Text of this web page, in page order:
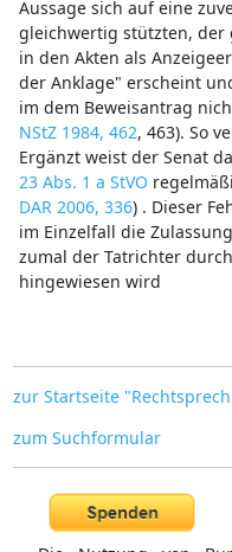
Aussage sich auf eine
gleichwertig stützten, der
in den Akten als
der Anklage" erscheint
im dem Beweisantrag
NStZ 1984, 462, 463). So
Ergänzt weist der Senat
23 Abs. 1 a StVO
DAR 2006, 336) . Dieser
im Einzelfall die
zumal der Tatrichter
hingewiesen wird
zur Startseite
zum Suchformular